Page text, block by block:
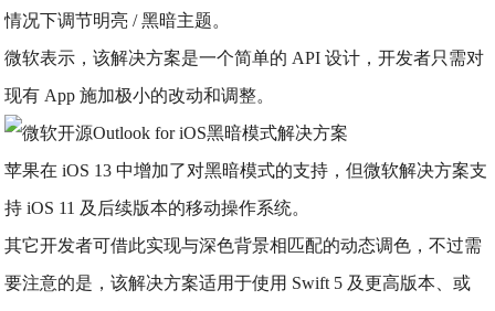
情况下调节明亮 / 黑暗主题。
微软表示，该解决方案是一个简单的 API 设计，开发者只需对
现有 App 施加极小的改动和调整。
苹果在 iOS 13 中增加了对黑暗模式的支持，但微软解决方案支
持 iOS 11 及后续版本的移动操作系统。
其它开发者可借此实现与深色背景相匹配的动态调色，不过需
要注意的是，该解决方案适用于使用 Swift 5 及更高版本、或